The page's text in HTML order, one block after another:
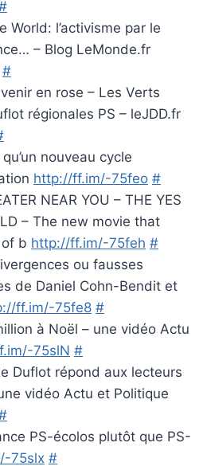
World: l’activisme par le
– Blog LeMonde.fr
#
en rose – Les Verts
régionales PS – leJDD.fr
nouveau cycle
http://ff.im/-75feo #
NEAR YOU – THE YES
– The new movie that
b http://ff.im/-75feh #
ou fausses
de Daniel Cohn-Bendit et
ff.im/-75fe8 #
à Noël – une vidéo Actu
75slN #
Duflot répond aux lecteurs
vidéo Actu et Politique
PS-écolos plutôt que PS-
75slx #